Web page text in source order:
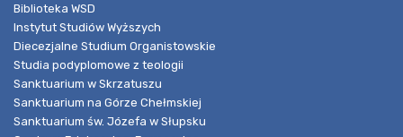
Biblioteka WSD
Instytut Studiów Wyższych
Diecezjalne Studium Organistowskie
Studia podyplomowe z teologii
Sanktuarium w Skrzatuszu
Sanktuarium na Górze Chełmskiej
Sanktuarium św. Józefa w Słupsku